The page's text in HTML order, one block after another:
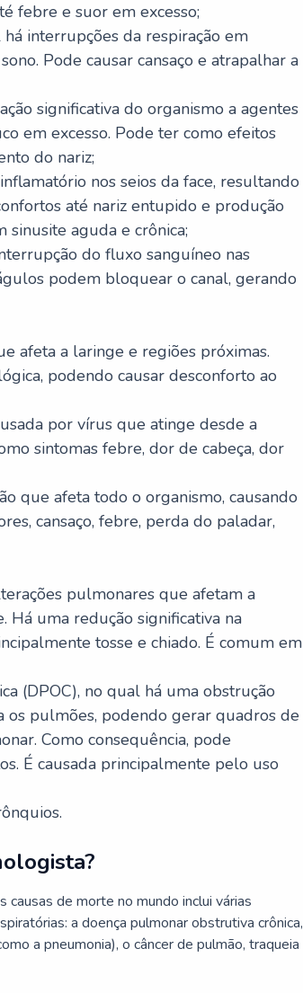
febre e suor em excesso;
interrupções da respiração em
Pode causar cansaço e atrapalhar a
significativa do organismo a agentes
em excesso. Pode ter como efeitos
do nariz;
nos seios da face, resultando
até nariz entupido e produção
sinusite aguda e crônica;
do fluxo sanguíneo nas
podem bloquear o canal, gerando
afeta a laringe e regiões próximas.
podendo causar desconforto ao
por vírus que atinge desde a
sintomas febre, dor de cabeça, dor
que afeta todo o organismo, causando
cansaço, febre, perda do paladar,
pulmonares que afetam a
Há uma redução significativa na
tosse e chiado. É comum em
(DPOC), no qual há uma obstrução
os pulmões, podendo gerar quadros de
Como consequência, pode
É causada principalmente pelo uso
causas de morte no mundo inclui várias
a doença pulmonar obstrutiva crônica,
a pneumonia), o câncer de pulmão, traqueia